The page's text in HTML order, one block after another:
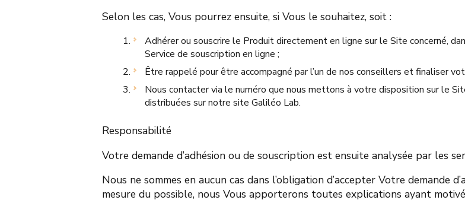
Selon les cas, Vous pourrez ensuite, si Vous le souhaitez, soit :
Adhérer ou souscrire le Produit directement en ligne sur le Site concerné,
Service de souscription en ligne ;
Être rappelé pour être accompagné par l’un de nos conseillers et finaliser
Nous contacter via le numéro que nous mettons à votre disposition sur le
distribuées sur notre site Galiléo Lab.
Responsabilité
Votre demande d’adhésion ou de souscription est ensuite analysée par les
Nous ne sommes en aucun cas dans l’obligation d’accepter Votre demande
mesure du possible, nous Vous apporterons toutes explications ayant